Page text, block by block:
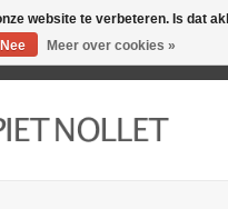
website te verbeteren. Is dat
Nee
Meer over cookies »